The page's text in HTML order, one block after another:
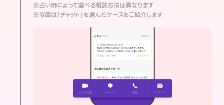
※占い師によって選べる相談方法は異なります
※今回は「チャット」を選んだケースをご紹介します